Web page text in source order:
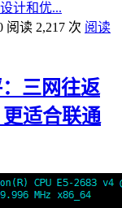
计和优...
阅读 2,217 次 阅读
三网往返
适合联通